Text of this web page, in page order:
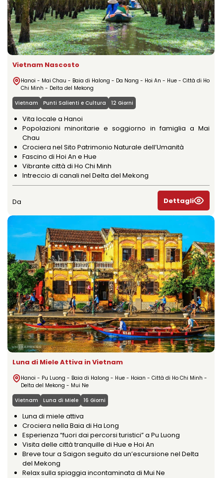
Vietnam Nascosto
Hanoi - Mai Chau - Baia di Halong - Da Nang - Hoi An - Hue - Città di Ho
Chi Minh - Delta del Mekong
Vietnam
Punti Salienti e Cultura 12 Giorni
Vita locale a Hanoi
Popolazioni minoritarie e soggiorno in famiglia a Mai
Chau
Crociera nel Sito Patrimonio Naturale dell’Umanità
Fascino di Hoi An e Hue
Vibrante città di Ho Chi Minh
Intreccio di canali nel Delta del Mekong
Da Dettagli
Luna di Miele Attiva in Vietnam
Hanoi - Pu Luong - Baia di Halong - Hue - Hoian - Città di Ho Chi Minh -
Delta del Mekong - Mui Ne
Vietnam
Luna di Miele 16 Giorni
Luna di miele attiva
Crociera nella Baia di Ha Long
Esperienza “fuori dai percorsi turistici” a Pu Luong
Visita delle città tranquille di Hue e Hoi An
Breve tour a Saigon seguito da un’escursione nel Delta
del Mekong
Relax sulla spiaggia incontaminata di Mui Ne